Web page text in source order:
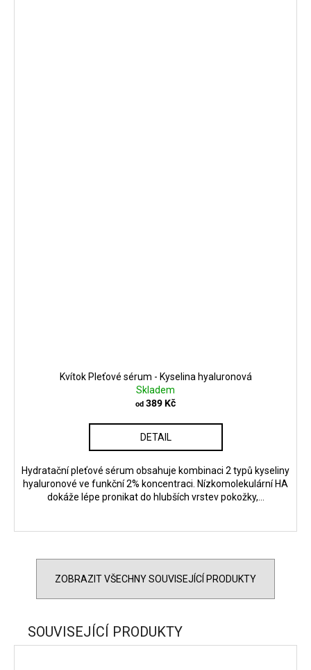
Kvítok Pleťové sérum - Kyselina hyaluronová
Skladem
od 389 Kč
DETAIL
Hydratační pleťové sérum obsahuje kombinaci 2 typů kyseliny
hyaluronové ve funkční 2% koncentraci. Nízkomolekulární HA
dokáže lépe pronikat do hlubších vrstev pokožky,...
ZOBRAZIT VŠECHNY SOUVISEJÍCÍ PRODUKTY
SOUVISEJÍCÍ PRODUKTY